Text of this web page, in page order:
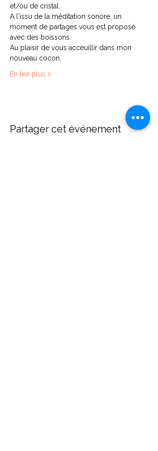
et/ou de cristal.
A l'issu de la méditation sonore, un
moment de partages vous est proposé
avec des boissons.
Au plaisir de vous acceuillir dans mon
nouveau cocon.
En lire plus >
Partager cet événement